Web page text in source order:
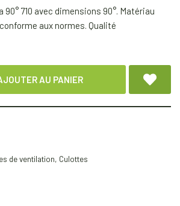
710 avec dimensions 90°. Matériau
aux normes. Qualité
AU PANIER
de ventilation, Culottes